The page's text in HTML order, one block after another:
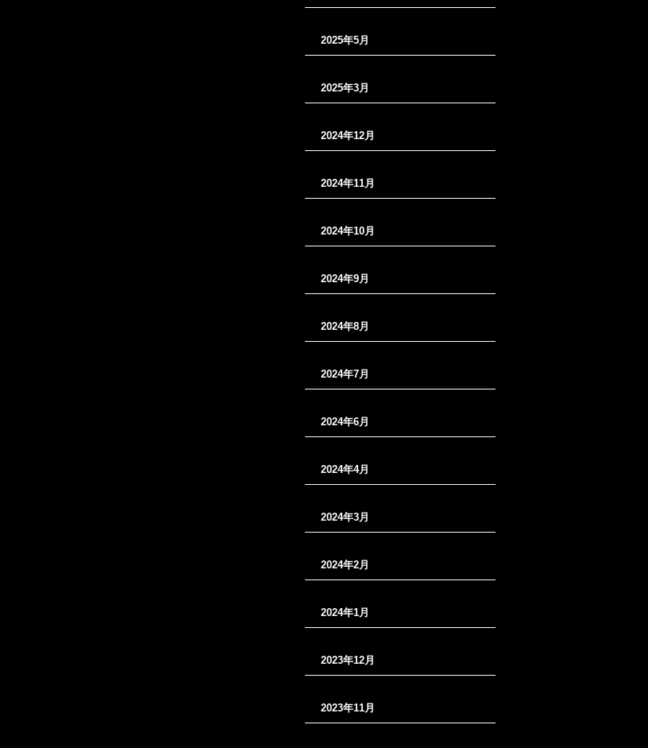
2025年5月
2025年3月
2024年12月
2024年11月
2024年10月
2024年9月
2024年8月
2024年7月
2024年6月
2024年4月
2024年3月
2024年2月
2024年1月
2023年12月
2023年11月